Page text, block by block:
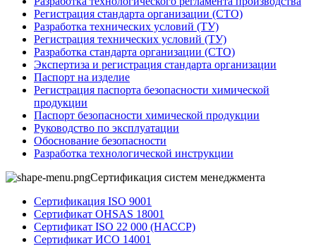
Регистрация стандарта организации (СТО)
Разработка технических условий (ТУ)
Регистрация технических условий (ТУ)
Разработка стандарта организации (СТО)
Экспертиза и регистрация стандарта организации
Паспорт на изделие
Регистрация паспорта безопасности химической
продукции
Паспорт безопасности химической продукции
Руководство по эксплуатации
Обоснование безопасности
Разработка технологической инструкции
Сертификация систем менеджмента
Сертификация ISO 9001
Сертификат OHSAS 18001
Сертификат ISO 22 000 (НАССР)
Сертификат ИСО 14001